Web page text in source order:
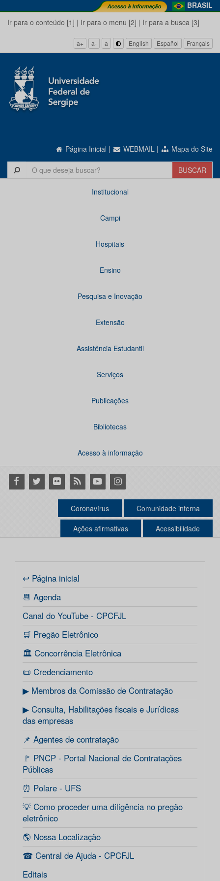
BRASIL
Ir para o conteúdo [1] | Ir para o menu [2] | Ir para a busca [3]
a+ a- a English Español Français
Página Inicial | WEBMAIL | Mapa do Site
Institucional
Campi
Hospitais
Ensino
Pesquisa e Inovação
Extensão
Assistência Estudantil
Serviços
Publicações
Bibliotecas
Acesso à informação
Facebook
Twitter Flickr RSS YoutubeInstagram
Coronavírus Comunidade interna
Ações afirmativas Acessibilidade
↩ Página inicial
📆 Agenda
Canal do YouTube - CPCFJL
🛒 Pregão Eletrônico
🏛️ Concorrência Eletrônica
📜 Credenciamento
▶ Membros da Comissão de Contratação
▶ Consulta, Habilitações fiscais e Jurídicas
das empresas
📌 Agentes de contratação
🚩 PNCP - Portal Nacional de Contratações
Públicas
⏰ Polare - UFS
💡 Como proceder uma diligência no pregão
eletrônico
🌎 Nossa Localização
☎ Central de Ajuda - CPCFJL
Editais